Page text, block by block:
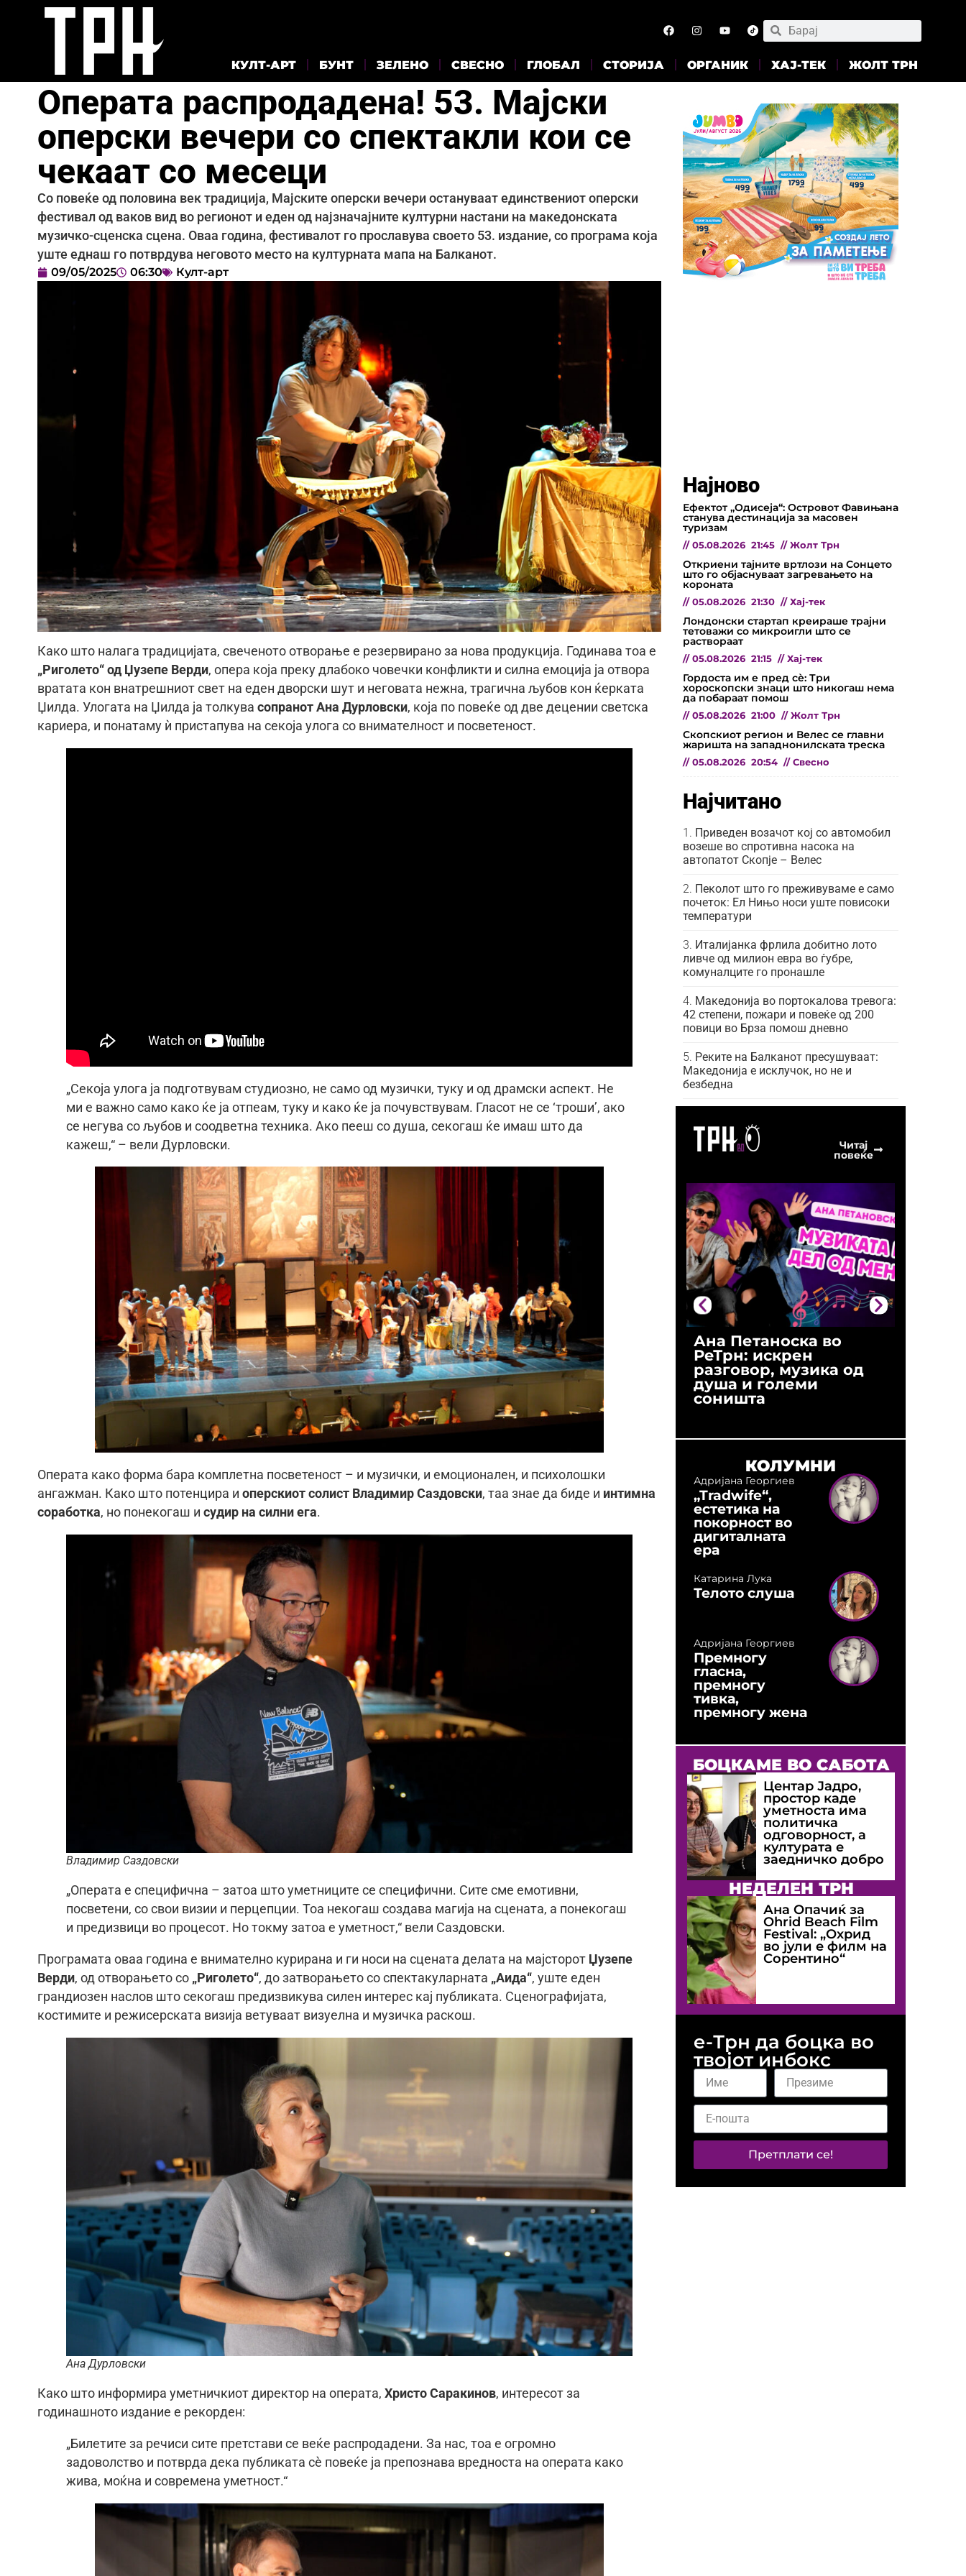
КУЛТ-АРТ БУНТ ЗЕЛЕНО СВЕСНО ГЛОБАЛ СТОРИЈА ОРГАНИК ХАЈ-ТЕК ЖОЛТ ТРН
Операта распродадена! 53. Мајски
оперски вечери со спектакли кои се
чекаат со месеци
Со повеќе од половина век традиција, Мајските оперски вечери остануваат единствениот оперски
фестивал од ваков вид во регионот и еден од најзначајните културни настани на македонската
музичко-сценска сцена. Оваа година, фестивалот го прославува своето 53. издание, со програма која
уште еднаш го потврдува неговото место на културната мапа на Балканот.
09/05/2025 06:30 Култ-арт
Како што налага традицијата, свеченото отворање е резервирано за нова продукција. Годинава тоа е
„Риголето“ од Џузепе Верди, опера која преку длабоко човечки конфликти и силна емоција ја отвора
вратата кон внатрешниот свет на еден дворски шут и неговата нежна, трагична љубов кон ќерката
Џилда. Улогата на Џилда ја толкува сопранот Ана Дурловски, која по повеќе од две децении светска
кариера, и понатаму ѝ пристапува на секоја улога со внимателност и посветеност.
„Секоја улога ја подготвувам студиозно, не само од музички, туку и од драмски аспект. Не
ми е важно само како ќе ја отпеам, туку и како ќе ја почувствувам. Гласот не се ‘троши’, ако
се негува со љубов и соодветна техника. Ако пееш со душа, секогаш ќе имаш што да
кажеш,“ – вели Дурловски.
Операта како форма бара комплетна посветеност – и музички, и емоционален, и психолошки
ангажман. Како што потенцира и оперскиот солист Владимир Саздовски, таа знае да биде и интимна
соработка, но понекогаш и судир на силни ега.
Владимир Саздовски
„Операта е специфична – затоа што уметниците се специфични. Сите сме емотивни,
посветени, со свои визии и перцепции. Тоа некогаш создава магија на сцената, а понекогаш
и предизвици во процесот. Но токму затоа е уметност,“ вели Саздовски.
Програмата оваа година е внимателно курирана и ги носи на сцената делата на мајсторот Џузепе
Верди, од отворањето со „Риголето“, до затворањето со спектакуларната „Аида“, уште еден
грандиозен наслов што секогаш предизвикува силен интерес кај публиката. Сценографијата,
костимите и режисерската визија ветуваат визуелна и музичка раскош.
Ана Дурловски
Како што информира уметничкиот директор на операта, Христо Саракинов, интересот за
годинашното издание е рекорден:
„Билетите за речиси сите претстави се веќе распродадени. За нас, тоа е огромно
задоволство и потврда дека публиката сè повеќе ја препознава вредноста на операта како
жива, моќна и современа уметност.“
Најново
Ефектот „Одисеја“: Островот Фавињана
станува дестинација за масовен
туризам
// 05.08.2026 21:45 // Жолт Трн
Откриени тајните вртлози на Сонцето
што го објаснуваат загревањето на
короната
// 05.08.2026 21:30 // Хај-тек
Лондонски стартап креираше трајни
тетоважи со микроигли што се
раствораат
// 05.08.2026 21:15 // Хај-тек
Гордоста им е пред сѐ: Три
хороскопски знаци што никогаш нема
да побараат помош
// 05.08.2026 21:00 // Жолт Трн
Скопскиот регион и Велес се главни
жаришта на западнонилската треска
// 05.08.2026 20:54 // Свесно
Најчитано
Приведен возачот кој со автомобил
возеше во спротивна насока на
автопатот Скопје – Велес
Пеколот што го преживуваме е само
почеток: Ел Нињо носи уште повисоки
температури
Италијанка фрлила добитно лото
ливче од милион евра во ѓубре,
комуналците го пронашле
Македонија во портокалова тревога:
42 степени, пожари и повеќе од 200
повици во Брза помош дневно
Реките на Балканот пресушуваат:
Македонија е исклучок, но не и
безбедна
Читај
повеќе
Ана Петаноска во
РеТрн: искрен
разговор, музика од
душа и големи
соништа
КОЛУМНИ
Адријана Георгиев
„Tradwife“,
естетика на
покорност во
дигиталната
ера
Катарина Лука
Телото слуша
Адријана Георгиев
Премногу
гласна,
премногу
тивка,
премногу жена
БОЦКАМЕ ВО САБОТА
Центар Јадро,
простор каде
уметноста има
политичка
одговорност, а
културата е
заедничко добро
НЕДЕЛЕН ТРН
Ана Опачиќ за
Оhrid Beach Film
Festival: „Охрид
во јули е филм на
Сорентино“
е-Трн да боцка во
твојот инбокс
Претплати се!